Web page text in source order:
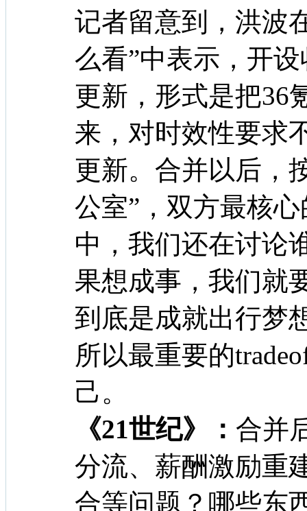
记者留意到，洪波
么看”中表示，开
更新，形式是把36
来，对时效性要求
更新。合并以后，
公室”，双方最核
中，我们还在讨论
果想成事，我们就
到底是成就出行梦
所以最重要的
己。
《21世纪》： 合并
分流、薪酬激励重
合等问题？哪些东